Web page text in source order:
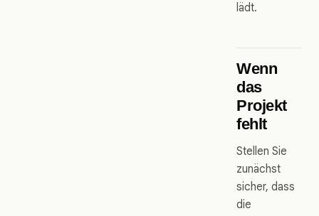
lädt.
Wenn
das
Projekt
fehlt
Stellen Sie
zunächst
sicher, dass
die